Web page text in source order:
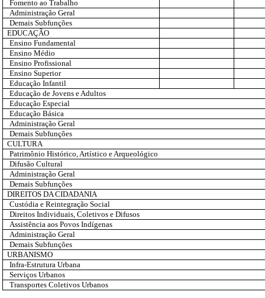
Fomento ao Trabalho
Administração Geral
Demais Subfunções
EDUCAÇÃO
Ensino Fundamental
Ensino Médio
Ensino Profissional
Ensino Superior
Educação Infantil
Educação de Jovens e Adultos
Educação Especial
Educação Básica
Administração Geral
Demais Subfunções
CULTURA
Patrimônio Histórico, Artístico e Arqueológico
Difusão Cultural
Administração Geral
Demais Subfunções
DIREITOS DA CIDADANIA
Custódia e Reintegração Social
Direitos Individuais, Coletivos e Difusos
Assistência aos Povos Indígenas
Administração Geral
Demais Subfunções
URBANISMO
Infra-Estrutura Urbana
Serviços Urbanos
Transportes Coletivos Urbanos